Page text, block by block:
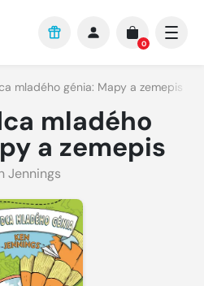
0
mladého génia: Mapy a zemepis
mladého
a zemepis
Jennings